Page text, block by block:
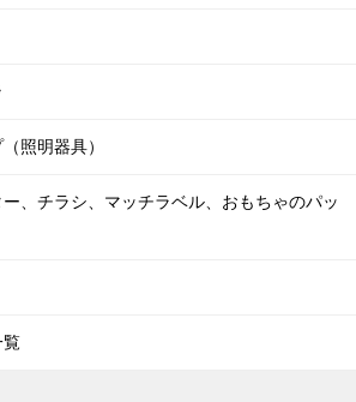
照明器具）
、チラシ、マッチラベル、おもちゃのパッ
覧